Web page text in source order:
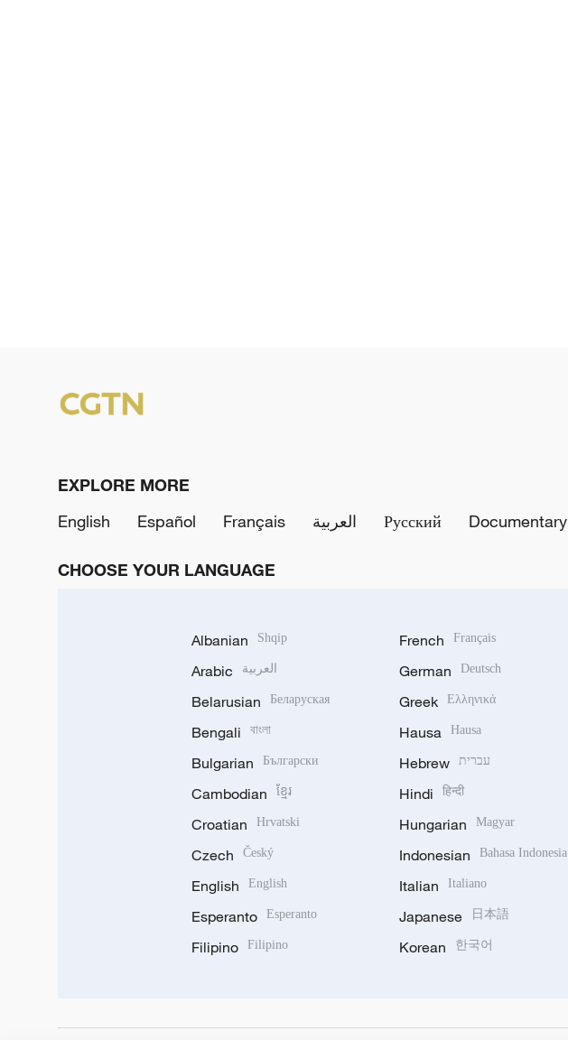
EXPLORE MORE
English
Español Français العربية Русский Documentary
CHOOSE YOUR LANGUAGE
Albanian Shqip
Arabic العربية
Belarusian Беларуская
Bengali বাংলা
Bulgarian Български
Cambodian ខ្មែរ
Croatian Hrvatski
Czech Český
English English
Esperanto Esperanto
Filipino Filipino
French Français
German Deutsch
Greek Ελληνικά
Hausa Hausa
Hebrew עברית
Hindi हिन्दी
Hungarian Magyar
Indonesian Bahasa Indonesia
Italian Italiano
Japanese 日本語
Korean 한국어